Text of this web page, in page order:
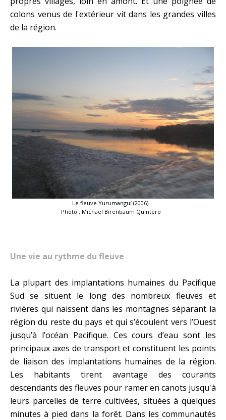
colons venus de l'extérieur vit dans les grandes villes
de la région.
Le fleuve Yurumanguí (2006).
Photo : Michael Birenbaum Quintero
Une vie au rythme du fleuve
La plupart des implantations humaines du Pacifique
Sud se situent le long des nombreux fleuves et
rivières qui naissent dans les montagnes séparant la
région du reste du pays et qui s’écoulent vers l’Ouest
jusqu’à l’océan Pacifique. Ces cours d’eau sont les
principaux axes de transport et constituent les points
de liaison des implantations humaines de la région.
Les habitants tirent avantage des courants
descendants des fleuves pour ramer en canots jusqu'à
leurs parcelles de terre cultivées, situées à quelques
minutes à pied dans la forêt. Dans les communautés